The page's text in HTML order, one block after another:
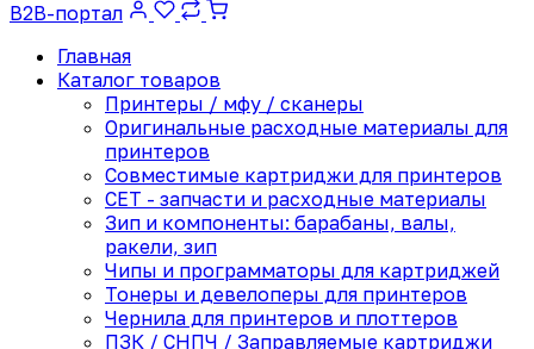
B2B-портал
Главная
Каталог товаров
Принтеры / мфу / сканеры
Оригинальные расходные материалы для
принтеров
Совместимые картриджи для принтеров
CET - запчасти и расходные материалы
Зип и компоненты: барабаны, валы,
ракели, зип
Чипы и программаторы для картриджей
Тонеры и девелоперы для принтеров
Чернила для принтеров и плоттеров
ПЗК / СНПЧ / Заправляемые картриджи